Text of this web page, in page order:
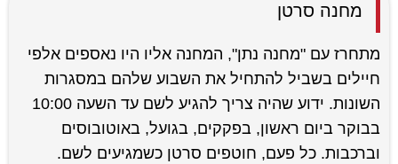
מחנה סרטן
מתחרז עם "מחנה נתן", המחנה אליו היו נאספים אלפי
חיילים בשביל להתחיל את השבוע שלהם במסגרות
השונות. ידוע שהיה צריך להגיע לשם עד השעה 10:00
בבוקר ביום ראשון, בפקקים, בגועל, באוטובוסים
וברכבות. כל פעם, חוטפים סרטן כשמגיעים לשם.